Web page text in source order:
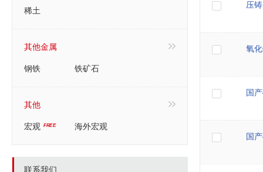
稀土
其他金属
钢铁
铁矿石
其他
宏观
海外宏观
联系我们
压
氧
国
国